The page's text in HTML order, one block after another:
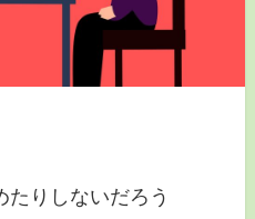
たりしないだろう